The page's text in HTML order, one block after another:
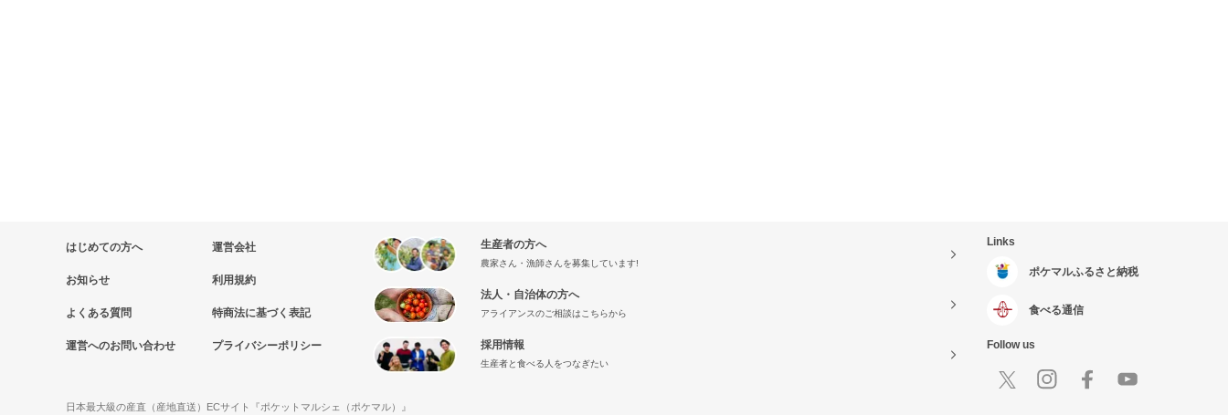
はじめての方へ
お知らせ
よくある質問
運営へのお問い合わせ
運営会社
利用規約
特商法に基づく表記
プライバシーポリシー
生産者の方へ
農家さん・漁師さんを募集しています!
法人・自治体の方へ
アライアンスのご相談はこちらから
採用情報
生産者と食べる人をつなぎたい
Links
ポケマルふるさと納税
食べる通信
Follow us
日本最大級の産直（産地直送）ECサイト『ポケットマルシェ（ポケマル）』